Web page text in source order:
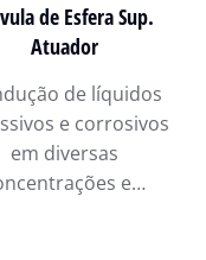
de Esfera Sup.
Atuador
de líquidos
e corrosivos
em diversas
e…